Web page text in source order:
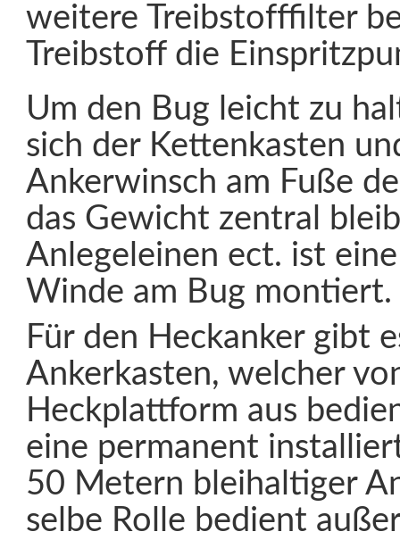
weitere Treibstofffilter
Treibstoff die
Um den Bug leicht zu
sich der Kettenkasten
Ankerwinsch am Fuße
das Gewicht zentral
Anlegeleinen ect. ist
Winde am Bug montiert.
Für den Heckanker gibt
Ankerkasten, welcher
Heckplattform aus
eine permanent
50 Metern bleihaltiger
selbe Rolle bedient